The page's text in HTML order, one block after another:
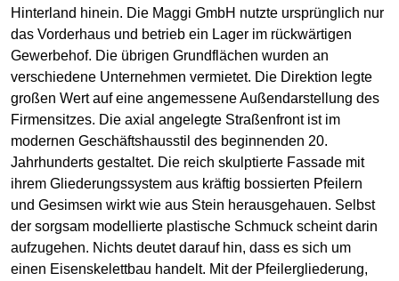
Hinterland hinein. Die Maggi GmbH nutzte ursprünglich nur
das Vorderhaus und betrieb ein Lager im rückwärtigen
Gewerbehof. Die übrigen Grundflächen wurden an
verschiedene Unternehmen vermietet. Die Direktion legte
großen Wert auf eine angemessene Außendarstellung des
Firmensitzes. Die axial angelegte Straßenfront ist im
modernen Geschäftshausstil des beginnenden 20.
Jahrhunderts gestaltet. Die reich skulptierte Fassade mit
ihrem Gliederungssystem aus kräftig bossierten Pfeilern
und Gesimsen wirkt wie aus Stein herausgehauen. Selbst
der sorgsam modellierte plastische Schmuck scheint darin
aufzugehen. Nichts deutet darauf hin, dass es sich um
einen Eisenskelettbau handelt. Mit der Pfeilergliederung,